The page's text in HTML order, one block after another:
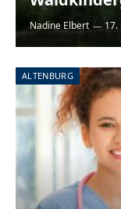
Nadine Elbert 17.
ALTENBURG